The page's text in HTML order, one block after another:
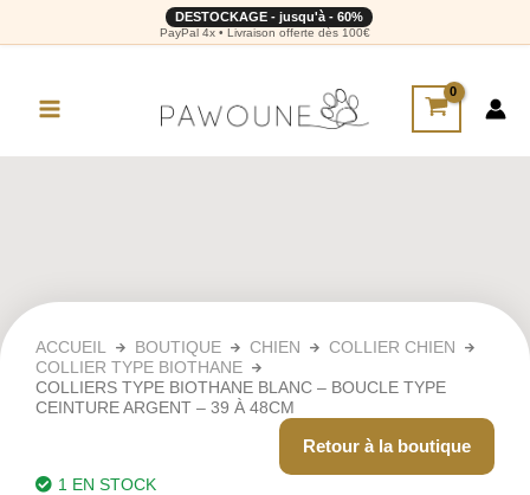
DESTOCKAGE - jusqu'à - 60%
PayPal 4x • Livraison offerte dès 100€
ACCUEIL BOUTIQUE CHIEN
COLLIER CHIEN
COLLIER TYPE BIOTHANE
COLLIERS TYPE BIOTHANE BLANC – BOUCLE TYPE
CEINTURE ARGENT – 39 À 48CM
Retour à la boutique
1 EN STOCK